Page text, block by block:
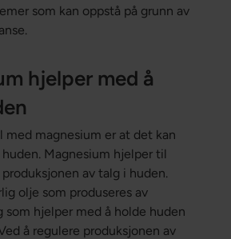
som kan oppstå på grunn av
hjelper med å
med magnesium er at det kan
Magnesium hjelper til
av talg i huden.
olje som produseres av
hjelper med å holde huden
å regulere produksjonen av